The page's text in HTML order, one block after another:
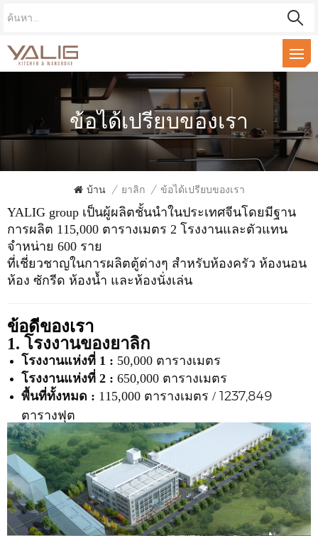
ข้อได้เปรียบของเรา
บ้าน / ยาลิก / ข้อได้เปรียบของเรา
YALIG group เป็นผู้ผลิตชั้นนำในประเทศจีนโดยมีฐาน
การผลิต 115,000 ตารางเมตร 2 โรงงานและตัวแทน
จำหน่าย 600 ราย
ที่เชี่ยวชาญในการผลิตตู้ต่างๆ สำหรับห้องครัว ห้องนอน
ห้อง ซักรีด ห้องน้ำ และห้องนั่งเล่น
ข้อดีของเรา
1. โรงงานของยาลิก
โรงงานแห่งที่ 1 : 50,000 ตารางเมตร
โรงงานแห่งที่ 2 : 650,000 ตารางเมตร
พื้นที่ทั้งหมด : 115,000 ตารางเมตร / 1237,849
ตารางฟุต